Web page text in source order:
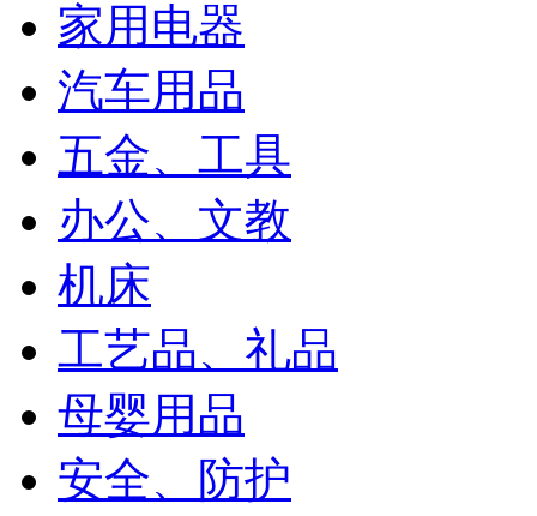
家用电器
汽车用品
五金、工具
办公、文教
机床
工艺品、礼品
母婴用品
安全、防护